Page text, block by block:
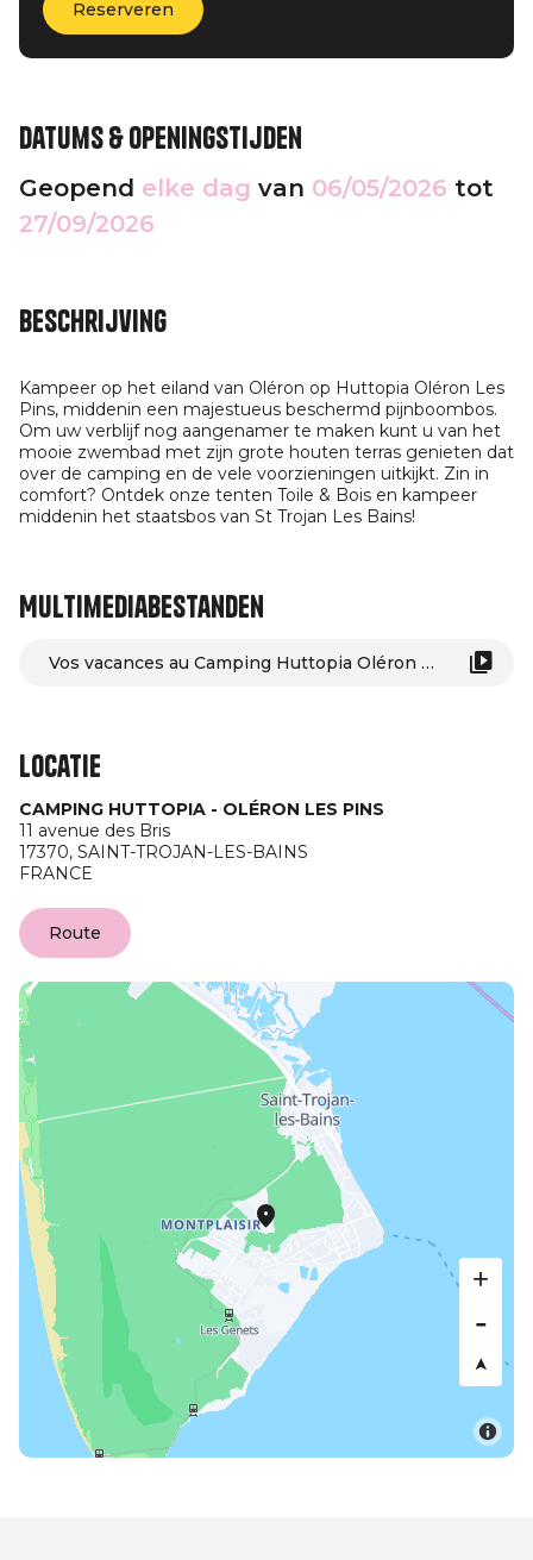
Reserveren
Datums & openingstijden
Geopend elke dag van 06/05/2026 tot
27/09/2026
Beschrijving
Kampeer op het eiland van Oléron op Huttopia Oléron Les
Pins, middenin een majestueus beschermd pijnboombos.
Om uw verblijf nog aangenamer te maken kunt u van het
mooie zwembad met zijn grote houten terras genieten dat
over de camping en de vele voorzieningen uitkijkt. Zin in
comfort? Ontdek onze tenten Toile & Bois en kampeer
middenin het staatsbos van St Trojan Les Bains!
Multimediabestanden
Vos vacances au Camping Huttopia Oléron Les Pins
Locatie
CAMPING HUTTOPIA - OLÉRON LES PINS
11 avenue des Bris
17370, SAINT-TROJAN-LES-BAINS
FRANCE
Route